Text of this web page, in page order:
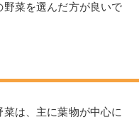
菜を選んだ方が良いで
は、主に葉物が中心に